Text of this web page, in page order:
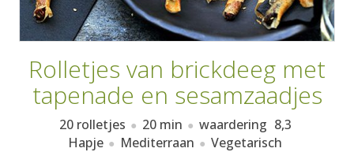
Rolletjes van brickdeeg met
tapenade en sesamzaadjes
20 rolletjes 20 min waardering 8,3
Hapje
Mediterraan Vegetarisch